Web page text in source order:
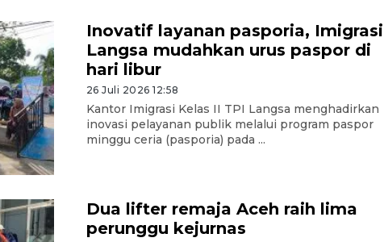
Inovatif layanan pasporia, Imigrasi
Langsa mudahkan urus paspor di
hari libur
26 Juli 2026 12:58
Kantor Imigrasi Kelas II TPI Langsa menghadirkan
inovasi pelayanan publik melalui program paspor
minggu ceria (pasporia) pada ...
Dua lifter remaja Aceh raih lima
perunggu kejurnas